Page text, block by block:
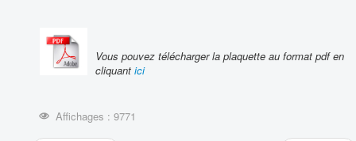
Vous pouvez télécharger la plaquette au format pdf en
cliquant ici
Affichages : 9771